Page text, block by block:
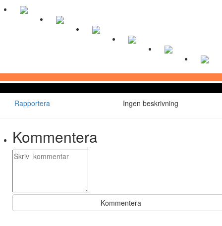
Rapportera Ingen beskrivning
Kommentera
Kommentera